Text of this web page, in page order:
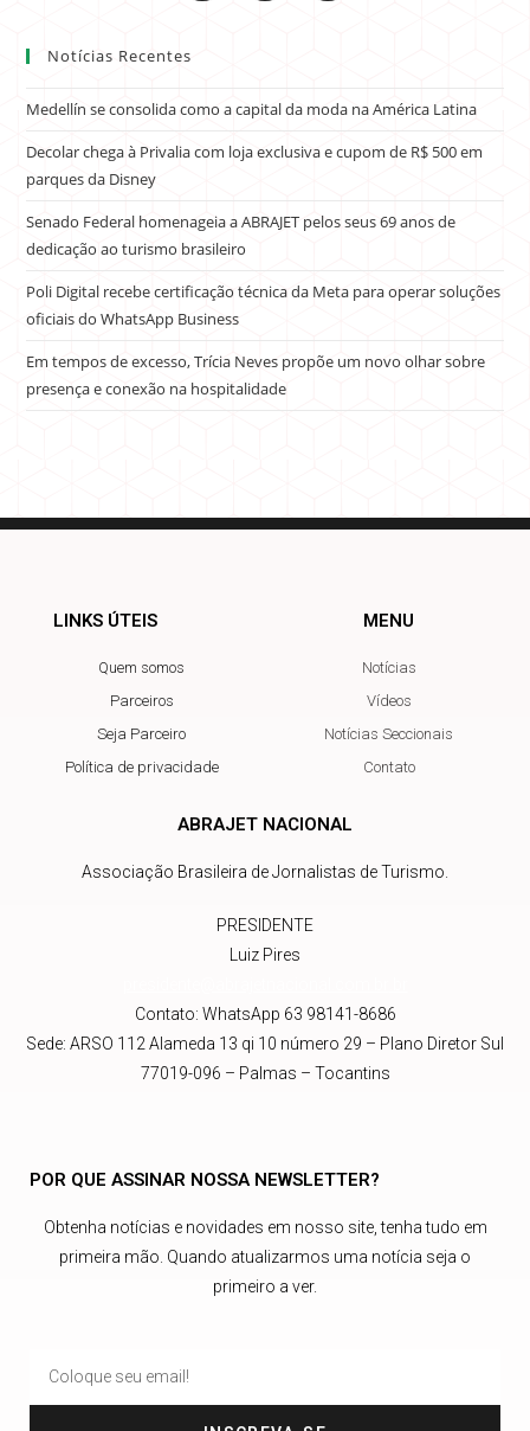
Notícias Recentes
Medellín se consolida como a capital da moda na América Latina
Decolar chega à Privalia com loja exclusiva e cupom de R$ 500 em
parques da Disney
Senado Federal homenageia a ABRAJET pelos seus 69 anos de
dedicação ao turismo brasileiro
Poli Digital recebe certificação técnica da Meta para operar soluções
oficiais do WhatsApp Business
Em tempos de excesso, Trícia Neves propõe um novo olhar sobre
presença e conexão na hospitalidade
LINKS ÚTEIS
Quem somos
Parceiros
Seja Parceiro
Política de privacidade
MENU
Notícias
Vídeos
Notícias Seccionais
Contato
ABRAJET NACIONAL
Associação Brasileira de Jornalistas de Turismo.
PRESIDENTE
Luiz Pires
Contato: WhatsApp 63 98141-8686
Sede: ARSO 112 Alameda 13 qi 10 número 29 – Plano Diretor Sul
77019-096 – Palmas – Tocantins
POR QUE ASSINAR NOSSA NEWSLETTER?
Obtenha notícias e novidades em nosso site, tenha tudo em
primeira mão. Quando atualizarmos uma notícia seja o
primeiro a ver.